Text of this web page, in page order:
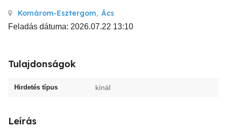
Komárom-Esztergom, Ács
Feladás dátuma: 2026.07.22 13:10
Tulajdonságok
Hirdetés típus kínál
Leírás